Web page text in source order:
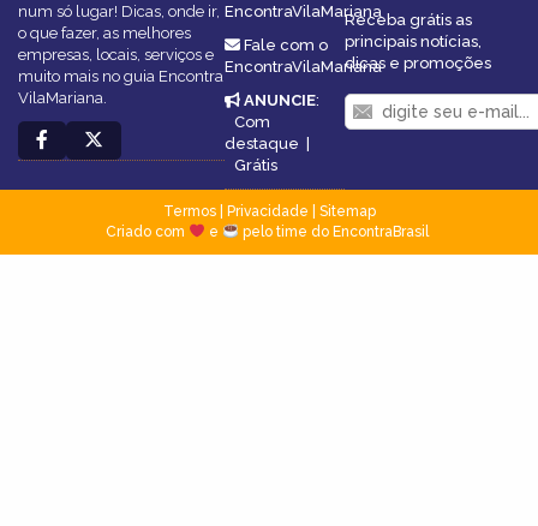
num só lugar! Dicas, onde ir,
o que fazer, as melhores
empresas, locais, serviços e
muito mais no guia Encontra
VilaMariana.
EncontraVilaMariana
Fale com o
EncontraVilaMariana
ANUNCIE:
Com
destaque |
Grátis
Receba grátis as
principais notícias,
dicas e promoções
Termos| Privacidade
Sitemap
Criado com
e pelo time do EncontraBrasil